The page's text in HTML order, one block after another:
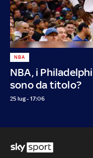
NBA, i
sono da titolo?
NBA
25 lug - 17:06